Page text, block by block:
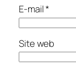
E-mail*
Site web